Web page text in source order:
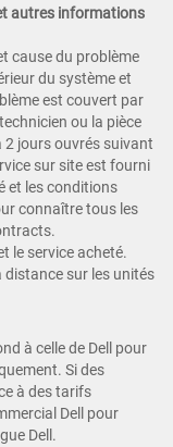
autres informations
cause du problème
du système et
est couvert par
ou la pièce
2 jours ouvrés suivant
sur site est fourni
et les conditions
connaître tous les
le service acheté.
distance sur les unités
à celle de Dell pour
Si des
à des tarifs
Dell pour
Dell.